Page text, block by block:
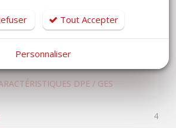
249 000 €
DPE / GES
4
Tout Accepter
Personnaliser